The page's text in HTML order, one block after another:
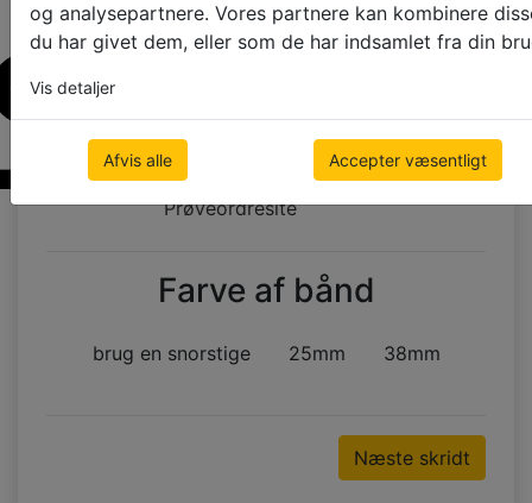
og analysepartnere. Vores partnere kan kombinere
du har givet dem, eller som de har indsamlet fra din
Vis detaljer
Afvis alle Accepter væsentligt
Prøveordresite
Farve af bånd
brug en snorstige 38mm
25mm
Næste skridt